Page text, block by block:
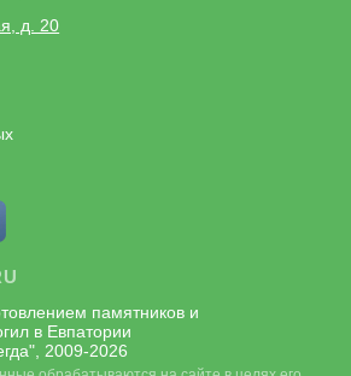
д. 20
памятников и
в Евпатории
2009-2026